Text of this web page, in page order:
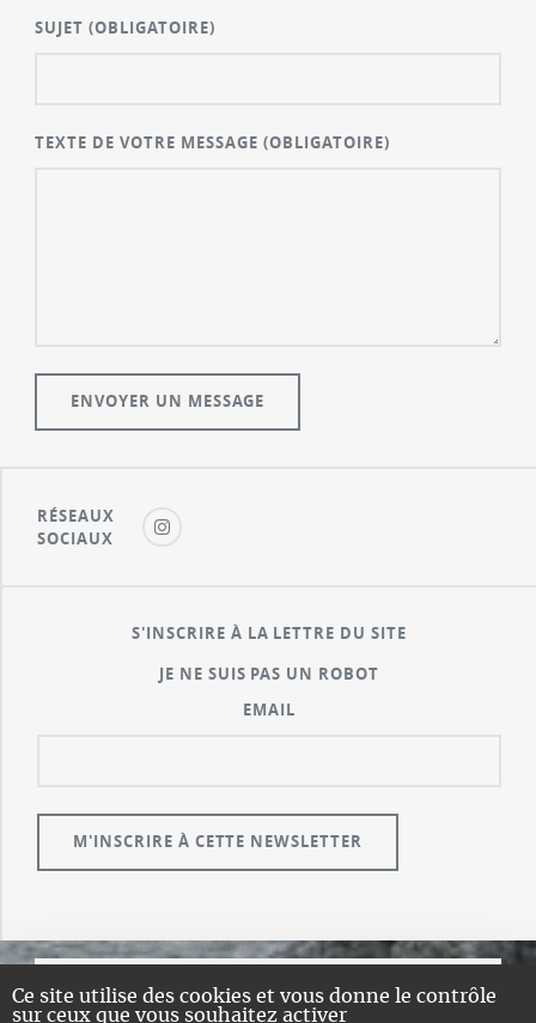
Ce site utilise des cookies et vous donne le contrôle
sur ceux que vous souhaitez activer
SUJET(OBLIGATOIRE)
TEXTE DE VOTRE MESSAGE(OBLIGATOIRE)
RÉSEAUX
SOCIAUX
S'INSCRIRE À LA LETTRE DU SITE
JE NE SUIS PAS UN ROBOT
EMAIL
© GUALENI.COM